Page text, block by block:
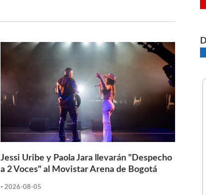
Jessi Uribe y Paola Jara llevarán "Despecho
a 2 Voces" al Movistar Arena de Bogotá
- 2026-08-05